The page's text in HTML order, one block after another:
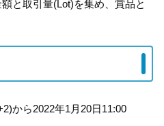
と取引量(Lot)を集め、賞品と
から2022年1月20日11:00